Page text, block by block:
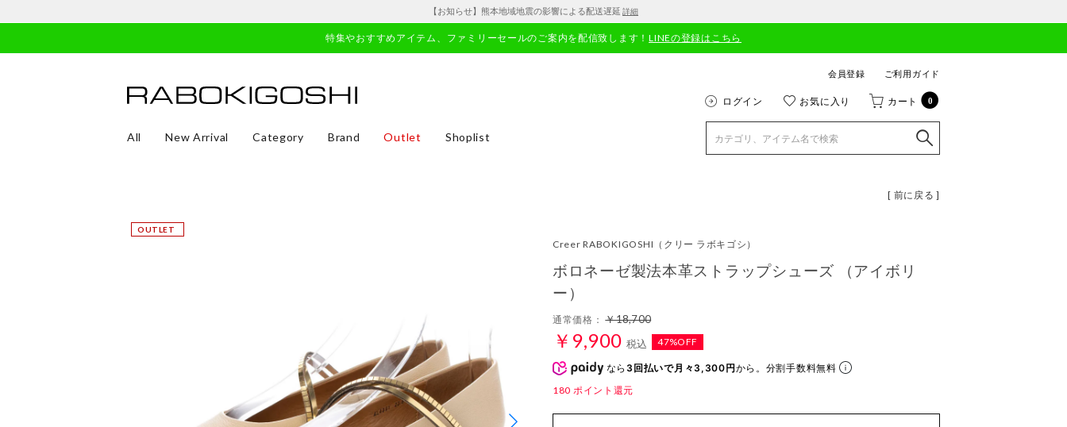
【お知らせ】熊本地域地震の影響による配送遅延 詳細
特集やおすすめアイテム、ファミリーセールのご案内を配信致します！LINEの登録はこちら
会員登録 ご利用ガイド
ログイン お気に入り カート 0
All New Arrival Category Brand Outlet Shoplist
[ 前に戻る ]
Creer RABOKIGOSHI （クリー ラボキゴシ）
ボロネーゼ製法本革ストラップシューズ （アイボリ
ー）
通常価格：￥18,700
￥9,900 税込 47%OFF
なら 3回払いで月々3,300円から。分割手数料無料
180 ポイント還元